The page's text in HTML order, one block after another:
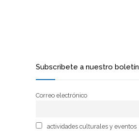
Subscribete a nuestro boletín
Correo electrónico
actividades culturales y eventos